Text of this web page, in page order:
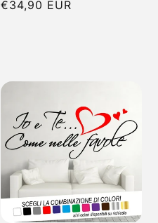
Prezzo
€34,90 EUR